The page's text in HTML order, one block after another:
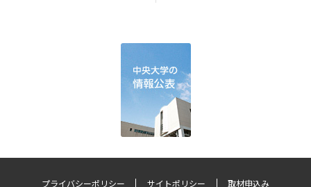
プライバシーポリシー サイトポリシー 取材申込み